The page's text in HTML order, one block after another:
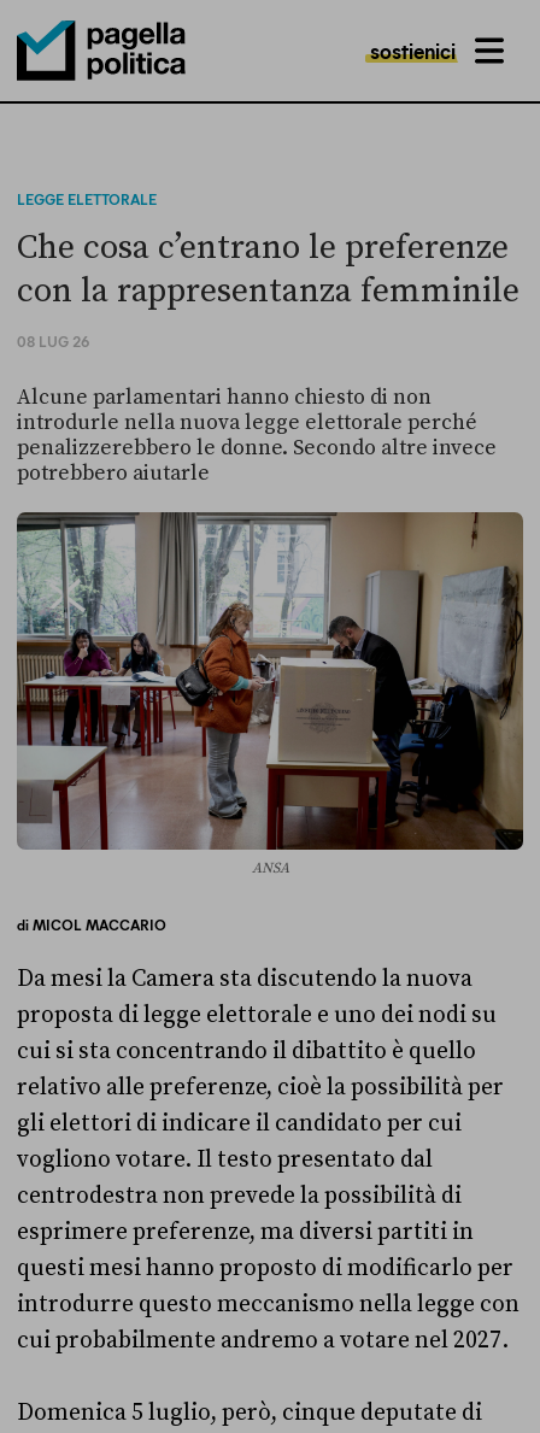
Pagella Politica Logo
sostienici MENU
LEGGE ELETTORALE
Che cosa c’entrano le preferenze
con la rappresentanza femminile
08 LUG 26
Alcune parlamentari hanno chiesto di non
introdurle nella nuova legge elettorale perché
penalizzerebbero le donne. Secondo altre invece
potrebbero aiutarle
ANSA
diMICOL MACCARIO
Da mesi la Camera sta discutendo la nuova
proposta di legge elettorale e uno dei nodi su
cui si sta concentrando il dibattito è quello
relativo alle preferenze, cioè la possibilità per
gli elettori di indicare il candidato per cui
vogliono votare. Il testo presentato dal
centrodestra non prevede la possibilità di
esprimere preferenze, ma diversi partiti in
questi mesi hanno proposto di modificarlo per
introdurre questo meccanismo nella legge con
cui probabilmente andremo a votare nel 2027.
Domenica 5 luglio, però, cinque deputate di